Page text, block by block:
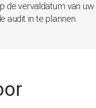
de vervaldatum van uw
audit in te plannen.